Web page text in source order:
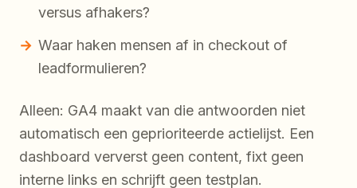
versus afhakers?
Waar haken mensen af in checkout of
leadformulieren?
Alleen: GA4 maakt van die antwoorden niet
automatisch een geprioriteerde actielijst. Een
dashboard ververst geen content, fixt geen
interne links en schrijft geen testplan.